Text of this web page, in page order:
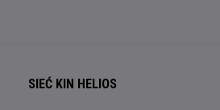
SIEĆ KIN HELIOS